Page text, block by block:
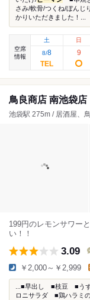
さみ/軟骨/つくね/ぼんじ
かりいただきました！...
空席
情報
土
8/8
日
9
鳥良商店 南池袋店
池袋駅 275m / 居酒屋、
199円のレモンサワー
い！！
3.09
￥2,000～￥2,999
...■早出し ■枝豆 ■う
ロニサラダ ■鶏ハラミ